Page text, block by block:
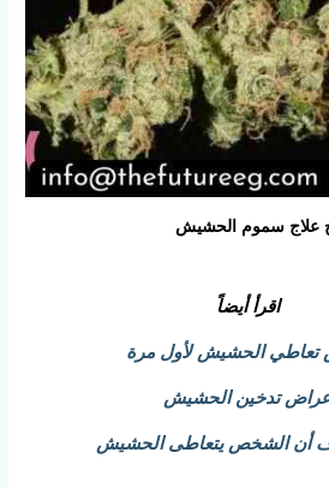
علاج سموم الحشيش
اقرأ أيضاً
تعاطي الحشيش لأول مرة
تدخين الحشيش
أن الشخص يتعاطى الحشيش